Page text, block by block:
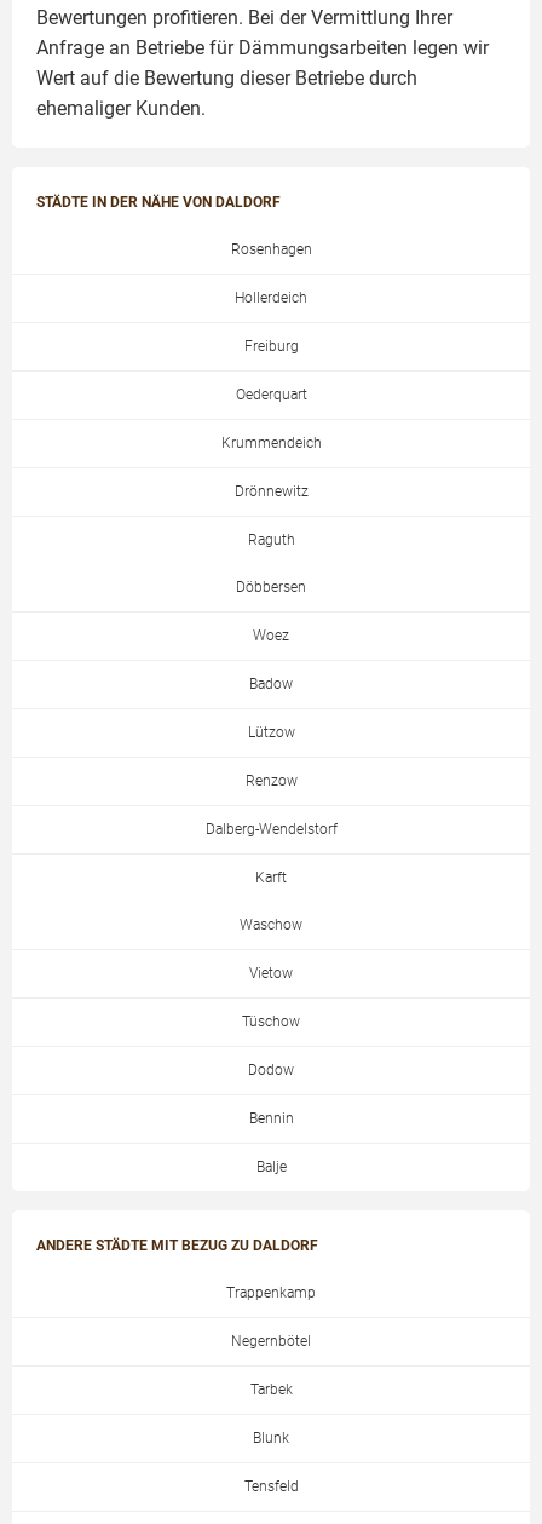
Bewertungen profitieren. Bei der Vermittlung Ihrer
Anfrage an Betriebe für Dämmungsarbeiten legen wir
Wert auf die Bewertung dieser Betriebe durch
ehemaliger Kunden.
STÄDTE IN DER NÄHE VON DALDORF
Rosenhagen
Hollerdeich
Freiburg
Oederquart
Krummendeich
Drönnewitz
Raguth
Döbbersen
Woez
Badow
Lützow
Renzow
Dalberg-Wendelstorf
Karft
Waschow
Vietow
Tüschow
Dodow
Bennin
Balje
ANDERE STÄDTE MIT BEZUG ZU DALDORF
Trappenkamp
Negernbötel
Tarbek
Blunk
Tensfeld